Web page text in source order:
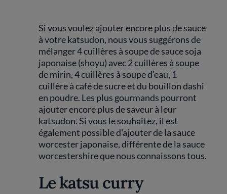
Si vous voulez ajouter encore plus de sauce
à votre katsudon, nous vous suggérons de
mélanger 4 cuillères à soupe de sauce soja
japonaise (shoyu) avec 2 cuillères à soupe
de mirin, 4 cuillères à soupe d'eau, 1
cuillère à café de sucre et du bouillon dashi
en poudre. Les plus gourmands pourront
ajouter encore plus de saveur à leur
katsudon. Si vous le souhaitez, il est
également possible d'ajouter de la sauce
worcester japonaise, différente de la sauce
worcestershire que nous connaissons tous.
Le katsu curry